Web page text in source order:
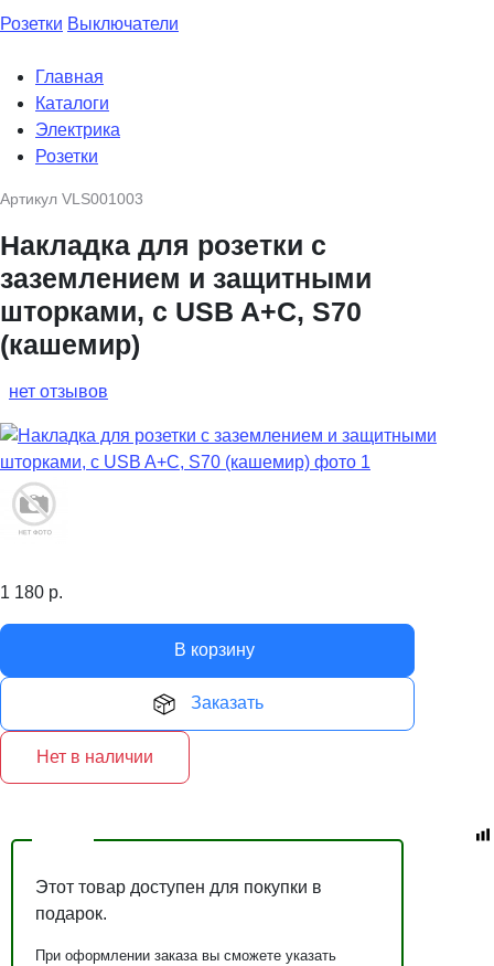
Розетки Выключатели
Главная
Каталоги
Электрика
Розетки
Артикул VLS001003
Накладка для розетки с
заземлением и защитными
шторками, с USB A+C, S70
(кашемир)
нет отзывов
1 180 р.
В корзину
Заказать
Нет в наличии
Этот товар доступен для покупки в
подарок.
При оформлении заказа вы сможете указать